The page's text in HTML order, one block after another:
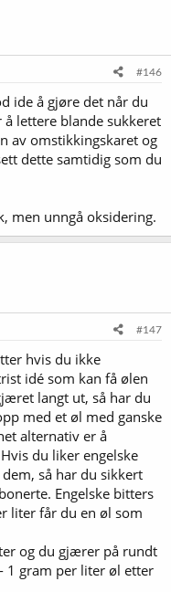
#146
ide å gjøre det når du
lettere blande sukkeret
av omstikkingskaret og
dette samtidig som du
men unngå oksidering.
#147
hvis du ikke
idé som kan få ølen
langt ut, så har du
med et øl med ganske
alternativ er å
du liker engelske
så har du sikkert
Engelske bitters
liter får du en øl som
og du gjærer på rundt
1 gram per liter øl etter